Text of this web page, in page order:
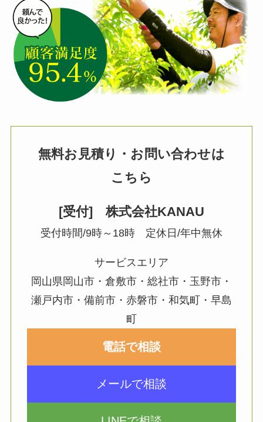
無料お見積り・お問い合わせは
こちら
[受付] 株式会社KANAU
受付時間/9時～18時 定休日/年中無休
サービスエリア
岡山県岡山市・倉敷市・総社市・玉野市・
瀬戸内市・備前市・赤磐市・和気町・早島
町
電話で相談
メールで相談